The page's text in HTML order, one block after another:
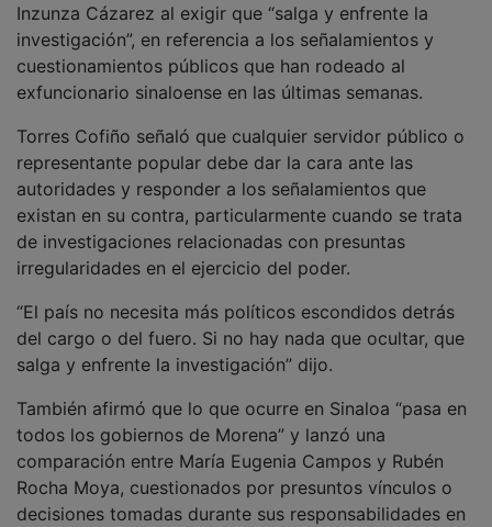
Inzunza Cázarez al exigir que “salga y enfrente la
investigación”, en referencia a los señalamientos y
cuestionamientos públicos que han rodeado al
exfuncionario sinaloense en las últimas semanas.
Torres Cofiño señaló que cualquier servidor público o
representante popular debe dar la cara ante las
autoridades y responder a los señalamientos que
existan en su contra, particularmente cuando se trata
de investigaciones relacionadas con presuntas
irregularidades en el ejercicio del poder.
“El país no necesita más políticos escondidos detrás
del cargo o del fuero. Si no hay nada que ocultar, que
salga y enfrente la investigación” dijo.
También afirmó que lo que ocurre en Sinaloa “pasa en
todos los gobiernos de Morena” y lanzó una
comparación entre María Eugenia Campos y Rubén
Rocha Moya, cuestionados por presuntos vínculos o
decisiones tomadas durante sus responsabilidades en